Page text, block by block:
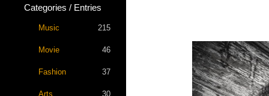
Categories / Entries
Music 215
Movie 46
Fashion 37
Arts 30